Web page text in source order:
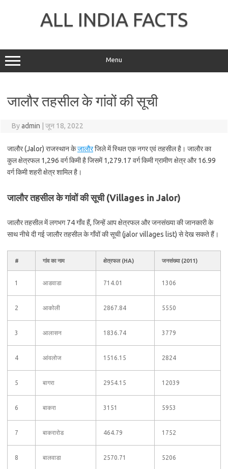
ALL INDIA FACTS
Menu
जालौर तहसील के गांवों की सूची
Byadmin जून 18, 2022
जालौर (Jalor) राजस्थान केजालौरजिले में स्थित एक नगर एवं तहसील है। जालौर का
कुल क्षेत्रफल 1,296 वर्ग किमी है जिसमें 1,279.17 वर्ग किमी ग्रामीण क्षेत्र और 16.99
वर्ग किमी शहरी क्षेत्र शामिल है।
जालौर तहसील के गांवों की सूची (Villages in Jalor)
जालौर तहसील में लगभग 74 गाँव हैं, जिन्हें आप क्षेत्रफल और जनसंख्या की जानकारी के
साथ नीचे दी गई जालौर तहसील के गाँवों की सूची (jalor villages list) से देख सकते हैं।
# गांव का नाम क्षेत्रफल (HA) जनसंख्या (2011)
1 आडवाडा 714.01 1306
2 आकोली 2867.84 5550
3 आलासन 1836.74 3779
4 आंवलोज 1516.15 2824
5 बागरा 2954.15 12039
6 बाकरा 3151 5953
7 बाकरारोड 464.79 1752
8 बालवाडा 2570.71 5206